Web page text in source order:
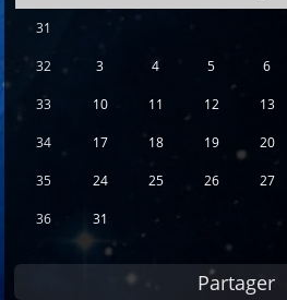
31
32 3 4 5 6
33 10 11 12 13
34 17 18 19 20
35 24 25 26 27
36 31
Partager